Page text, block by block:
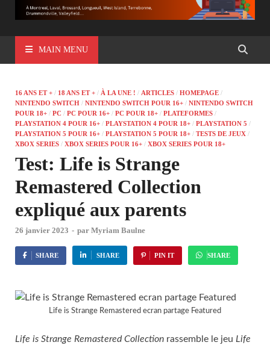
MAIN MENU
16 ANS ET + / 18 ANS ET + / À LA UNE ! / ARTICLES / HOMEPAGE /
NINTENDO SWITCH / NINTENDO SWITCH POUR 16+ / NINTENDO SWITCH
POUR 18+ / PC / PC POUR 16+ / PC POUR 18+ / PLATEFORMES /
PLAYSTATION 4 POUR 16+ / PLAYSTATION 4 POUR 18+ / PLAYSTATION 5 /
PLAYSTATION 5 POUR 16+ / PLAYSTATION 5 POUR 18+ / TESTS DE JEUX /
XBOX SERIES / XBOX SERIES POUR 16+ / XBOX SERIES POUR 18+
Test: Life is Strange
Remastered Collection
expliqué aux parents
26 janvier 2023 - par Myriam Baulne
SHARE SHARE PIN IT SHARE
Life is Strange Remastered ecran partage Featured
Life is Strange Remastered Collection rassemble le jeu Life